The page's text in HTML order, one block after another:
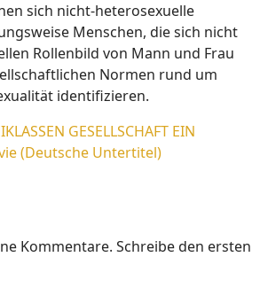
sich nicht-heterosexuelle
Menschen, die sich nicht
Rollenbild von Mann und Frau
Normen rund um
identifizieren.
GESELLSCHAFT EIN
(Deutsche Untertitel)
Kommentare. Schreibe den ersten